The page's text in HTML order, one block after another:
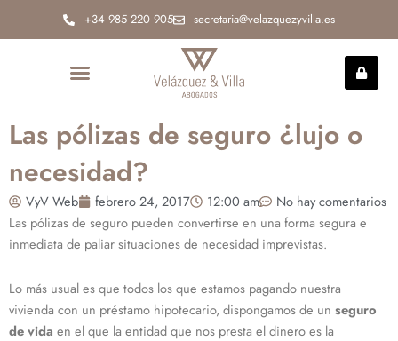
+34 985 220 905 secretaria@velazquezyvilla.es
Las pólizas de seguro ¿lujo o
necesidad?
VyV Web febrero 24, 2017 12:00 am
No hay comentarios
Las pólizas de seguro pueden convertirse en una forma segura e
inmediata de paliar situaciones de necesidad imprevistas.
Lo más usual es que todos los que estamos pagando nuestra
vivienda con un préstamo hipotecario, dispongamos de un seguro
de vida en el que la entidad que nos presta el dinero es la